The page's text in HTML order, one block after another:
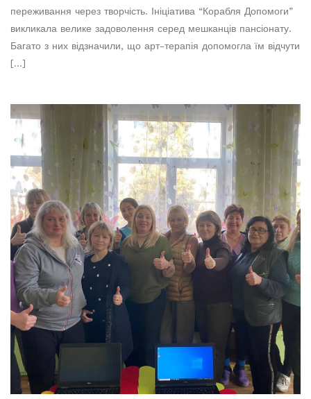
переживання через творчість. Ініціатива “Корабля Допомоги”
викликала велике задоволення серед мешканців пансіонату.
Багато з них відзначили, що арт-терапія допомогла їм відчути
[…]